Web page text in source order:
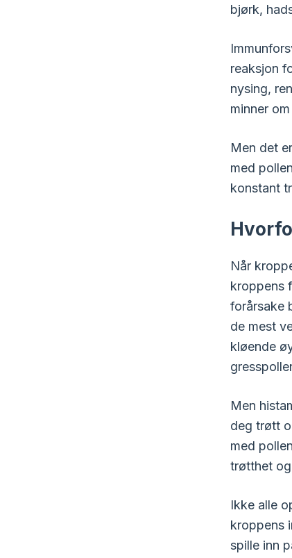
bjørk,
reaksjon
nysing,
minner
Men det
med
konstant
Når
kroppens
forårsake
de mest
kløende
Men
deg trøtt
med
trøtthet
Ikke alle
kroppens
spille inn